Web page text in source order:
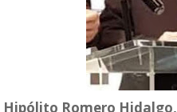
Hipólito Romero Hidalgo,